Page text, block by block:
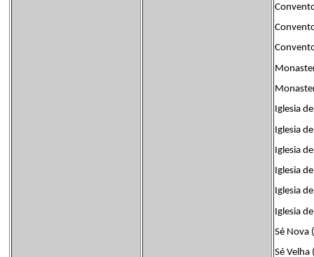
Iglesia
Iglesia
Iglesia
Iglesia
Iglesia
Iglesia
Sé Nova
Sé